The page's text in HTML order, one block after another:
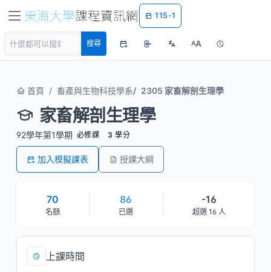
115-1
搜尋 AA
首頁 畜產與生物科技學系 2305 家畜解剖生理學
家畜解剖生理學
92學年第1學期 必修課 3 學分
加入模擬課表 授課大綱
70
名額
86
已選
-16
超選 16 人
上課時間